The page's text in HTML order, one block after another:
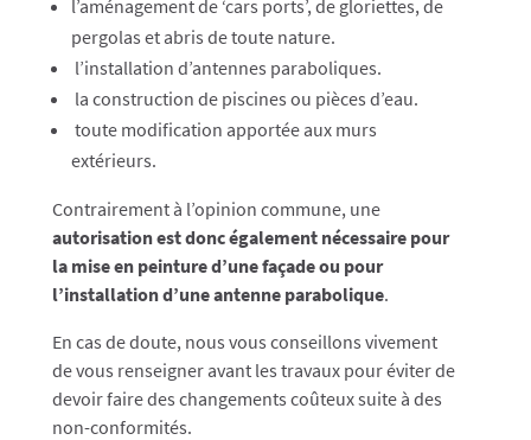
l’aménagement de ‘cars ports’, de gloriettes, de
pergolas et abris de toute nature.
l’installation d’antennes paraboliques.
la construction de piscines ou pièces d’eau.
toute modification apportée aux murs
extérieurs.
Contrairement à l’opinion commune, une
autorisation est donc également nécessaire pour
la mise en peinture d’une façade ou pour
l’installation d’une antenne parabolique.
En cas de doute, nous vous conseillons vivement
de vous renseigner avant les travaux pour éviter de
devoir faire des changements coûteux suite à des
non-conformités.